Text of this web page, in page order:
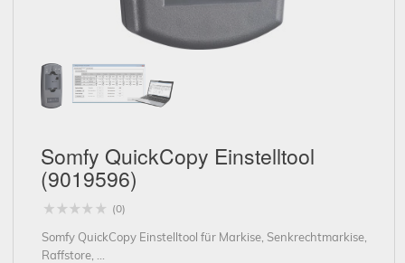
Somfy QuickCopy Einstelltool
(9019596)
(0)
Somfy QuickCopy Einstelltool für Markise, Senkrechtmarkise,
Raffstore, ...